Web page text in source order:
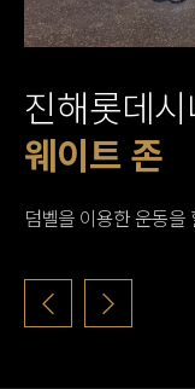
웨이트 존
웨이트 존
진해롯데
웨이트 존
덤벨을 이용한 운동을
웨이트 머신
웨이트 머신
스트레칭존
여자 탈의실
남자 탈의실
남자 샤워실
남자 샤워실
여자 샤워실
여자 샤워실